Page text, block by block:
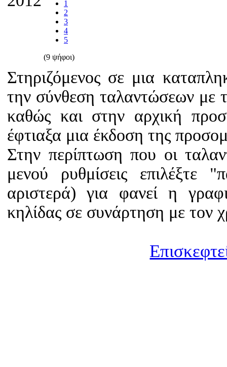
1
2
3
4
5
(9 ψήφοι)
Στηριζόμενος σε μια
την σύνθεση ταλαντώσεων με
καθώς και στην αρχική
έφτιαξα μια έκδοση της
Στην περίπτωση που οι
μενού ρυθμίσεις
αριστερά) για φανεί η
κηλίδας σε συνάρτηση με τον